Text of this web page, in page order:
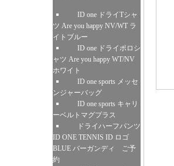
ID one ドライTシャ
ツ Are you happy NV/WT ラ
イトブルー
ID one ドライポロシ
ャツ Are you happy WT/NV
ホワイト
ID one sports メッセ
ンジャーバッグ
ID one sports キャリ
ーベルトマグプラス
ドライハーフパンツ
ID ONE TENNIS ID ロゴ
BLUE バーガンディ ご予
約